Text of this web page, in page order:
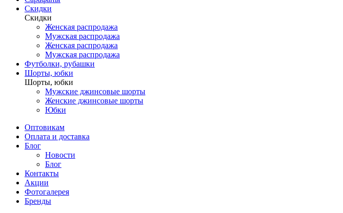
Скидки
Скидки
Женская распродажа
Мужская распродажа
Женская распродажа
Мужская распродажа
Футболки, рубашки
Шорты, юбки
Шорты, юбки
Мужские джинсовые шорты
Женские джинсовые шорты
Юбки
Оптовикам
Оплата и доставка
Блог
Новости
Блог
Контакты
Акции
Фотогалерея
Бренды